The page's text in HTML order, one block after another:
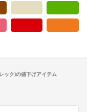
ック)の値下げアイテム